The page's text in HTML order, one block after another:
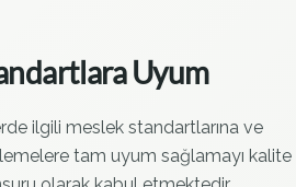
Uyum
ilgili meslek standartlarına ve
tam uyum sağlamayı kalite